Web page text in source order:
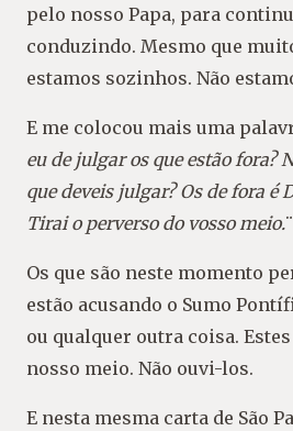
pelo nosso Papa, para
conduzindo. Mesmo que
estamos sozinhos. Não
E me colocou mais uma
eu de julgar os que estão fora?
que deveis julgar? Os de fora é
Tirai o perverso do vosso meio.
Os que são neste momento
estão acusando o Sumo
ou qualquer outra coisa.
nosso meio. Não ouvi-los.
E nesta mesma carta de São